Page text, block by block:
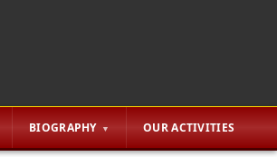
BIOGRAPHY OUR ACTIVITIES